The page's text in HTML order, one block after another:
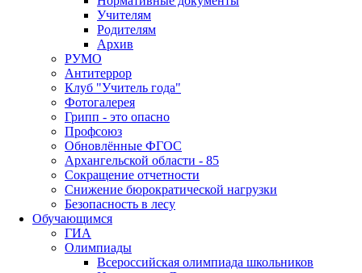
Учителям
Родителям
Архив
РУМО
Антитеррор
Клуб "Учитель года"
Фотогалерея
Грипп - это опасно
Профсоюз
Обновлённые ФГОС
Архангельской области - 85
Сокращение отчетности
Снижение бюрократической нагрузки
Безопасность в лесу
Обучающимся
ГИА
Олимпиады
Всероссийская олимпиада школьников